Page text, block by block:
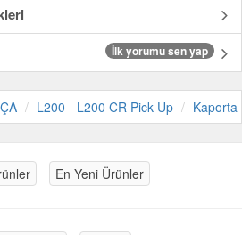
İlk yorumu sen yap
L200 - L200 CR Pick-Up Kaporta
En Yeni Ürünler